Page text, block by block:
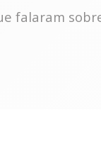
falaram